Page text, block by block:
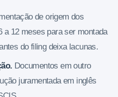
de origem dos
a 12 meses para ser montada
do filing deixa lacunas.
Documentos em outro
juramentada em inglês